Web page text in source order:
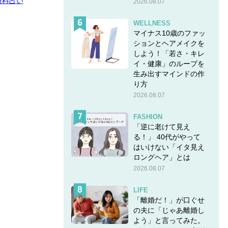
WELLNESS
マイナス10歳のファッ
ションとヘアメイクを
しよう！「若さ・キレ
イ・健康」のループを
生み出すマインドの作
り方
2026.08.07
FASHION
「逆に老けて見え
る！」 40代がやって
はいけない「イタ見え
ロングヘア」とは
2026.08.07
LIFE
「離婚だ！」が口ぐせ
の夫に「じゃあ離婚し
よう」と言ってみた。